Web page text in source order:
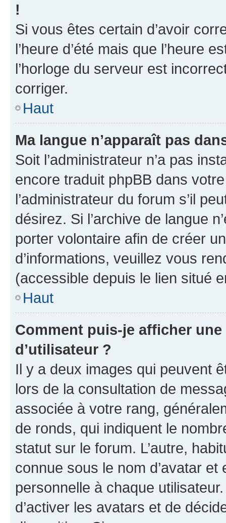
!
Si vous êtes certain d’avoir
l’heure d’été mais que l’heure
l’horloge du serveur est
corriger.
Haut
Ma langue n’apparaît pas
Soit l’administrateur n’a pas
encore traduit phpBB dans
l’administrateur du forum s’il
désirez. Si l’archive de langue
porter volontaire afin de créer
d’informations, veuillez vous
(accessible depuis le lien situé
Haut
Comment puis-je afficher
d’utilisateur ?
Il y a deux images qui peuvent
lors de la consultation de
associée à votre rang,
de ronds, qui indiquent le
statut sur le forum. L’autre,
connue sous le nom d’avatar
personnelle à chaque
d’activer les avatars et de